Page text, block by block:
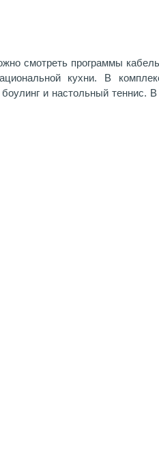
смотреть программы
кухни. В
и настольный теннис.